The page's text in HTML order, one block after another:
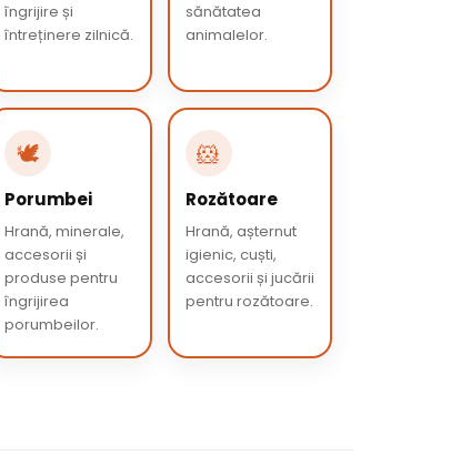
îngrijire și
întreținere zilnică.
sănătatea
animalelor.
🕊️
Porumbei
Hrană, minerale,
accesorii și
produse pentru
îngrijirea
porumbeilor.
🐹
Rozătoare
Hrană, așternut
igienic, cuști,
accesorii și jucării
pentru rozătoare.